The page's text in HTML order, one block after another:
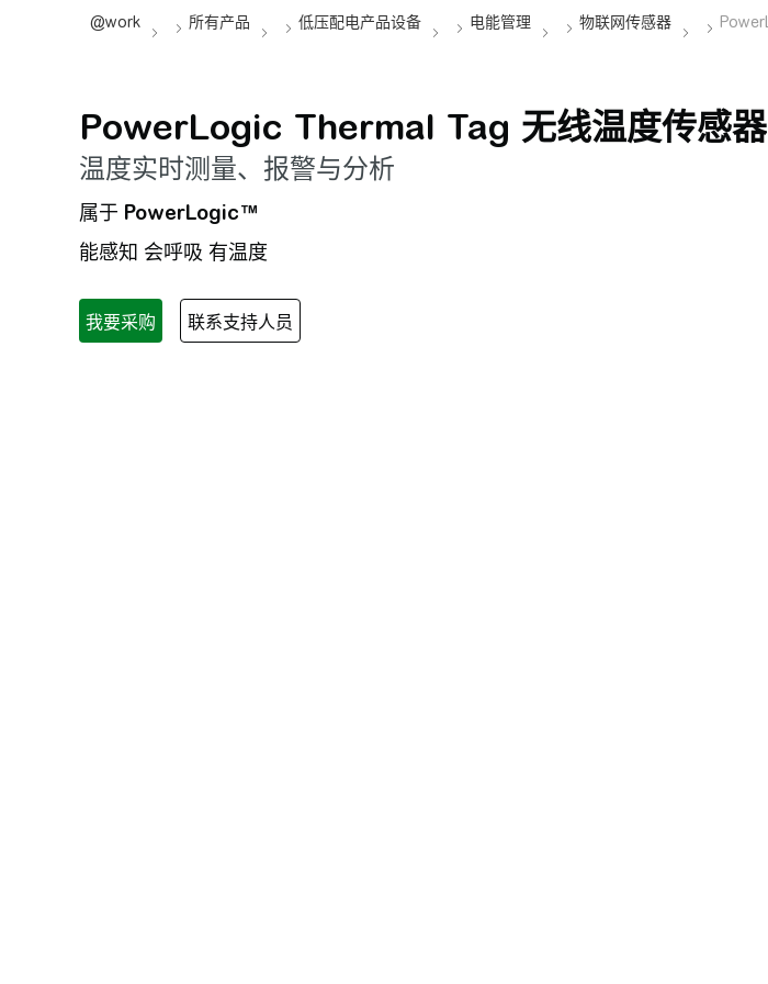
PowerLogic Thermal Tag 无线温度传感器
温度实时测量、报警与分析
属于 PowerLogic™
能感知 会呼吸 有温度